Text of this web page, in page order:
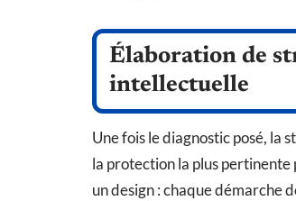
Élaboration de
intellectuelle
Une fois le diagnostic posé, la
la protection la plus
un design : chaque démarche